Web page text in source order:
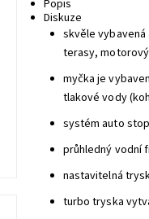
Popis
Diskuze
skvěle
terasy,
myčka je
tlakové vody
systém auto
průhledný vodní
nastavitelná
turbo tryska